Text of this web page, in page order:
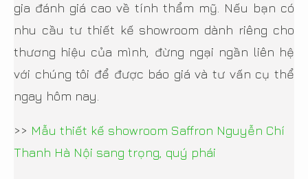
gia đánh giá cao về tính thẩm mỹ. Nếu bạn có
nhu cầu tư thiết kế showroom dành riêng cho
thương hiệu của mình, đừng ngại ngần liên hệ
với chúng tôi để được báo giá và tư vấn cụ thể
ngay hôm nay.
>> Mẫu thiết kế showroom Saffron Nguyễn Chí
Thanh Hà Nội sang trọng, quý phái